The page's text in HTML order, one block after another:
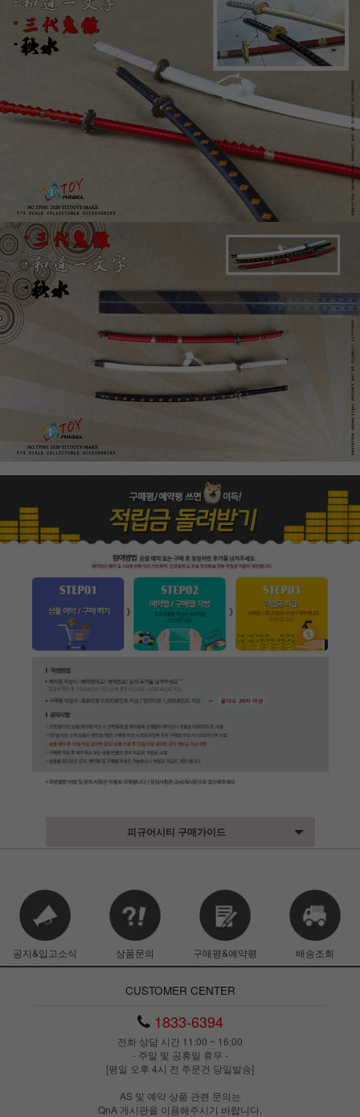
피규어시티 구매가이드
공지&입고소식 상품문의 구매평&예약평 배송조회
CUSTOMER CENTER
1833-6394
전화 상담 시간 11:00 ~ 16:00
- 주말 및 공휴일 휴무 -
[평일 오후 4시 전 주문건 당일발송]
AS 및 예약 상품 관련 문의는
QnA 게시판을 이용해주시기 바랍니다.